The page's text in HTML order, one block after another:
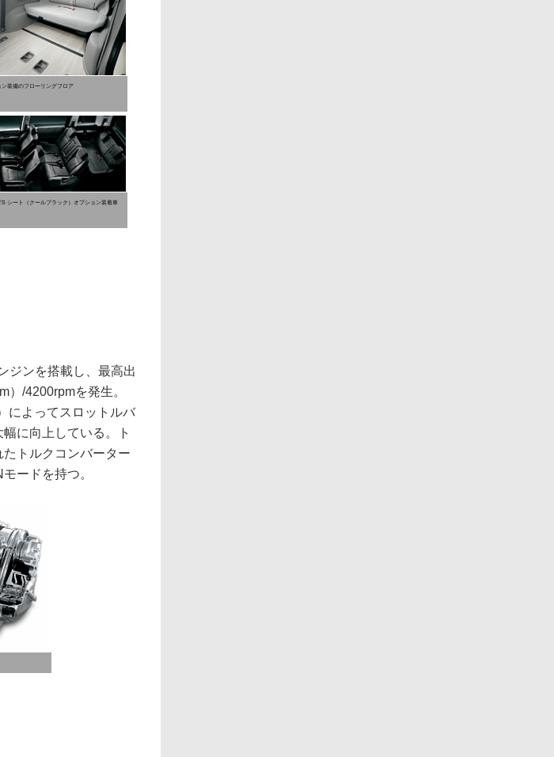
ン装備のフローリングフロア
S シート（クールブラック）オプション装着車
ジンを搭載し、最高出
/4200rpmを発生。
によってスロットルバ
に向上している。ト
トルクコンバーター
ードを持つ。